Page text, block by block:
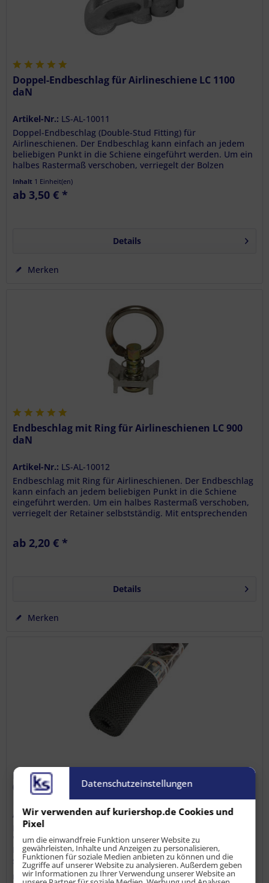
Doppel-Endbeschlag für Airlineschiene LC 1100
daN
Artikel-Nr.: LS-AL-10011
Doppel-Endbeschlag (Double-Stud Fitting) für
Airlineschienen. Der Endbeschlag kann einfach an jedem
beliebigen Punkt in die Schiene eingeführt werden. Um ein
halbes Rastermaß verschoben, verriegelt der Bolzen
Inhalt 1 Einheit(en)
ab 3,50 € *
Details
Merken
Endbeschlag mit Ring für Airlineschienen LC 900
daN
Artikel-Nr.: LS-AL-10012
Endbeschlag mit Ring für Airlineschienen. Der Endbeschlag
kann einfach an jedem beliebigen Punkt in die Schiene
eingeführt werden. Um ein halbes Rastermaß verschoben,
verriegelt der Retainer selbstständig. Mit entsprechenden
ab 2,20 € *
Details
Merken
Black-Cat Standard Antirutschmatte 10 m Rolle
0,50 m x 10 m
Artikel-Nr.:LS-AM-10019
Das perfekte Hilfsmittel zur Ladungssicherung! Mit der
"Black-Cat" Sicherheits-Antirutschmatte werden fast alle
Probleme der Rutschsicherung gelöst. "BLACK-CAT" hält
sich aufgrund von Adhäsionskräften am Untergrund fest,
sogar auf rauen...
Inhalt 5 m²( 22,47 €/ 1 m²)
Datenschutzeinstellungen
Wir verwenden auf kuriershop.de Cookies und
Pixel
um die einwandfreie Funktion unserer Website zu
gewährleisten, Inhalte und Anzeigen zu personalisieren,
Funktionen für soziale Medien anbieten zu können und die
Zugriffe auf unserer Website zu analysieren. Außerdem geben
wir Informationen zu Ihrer Verwendung unserer Website an